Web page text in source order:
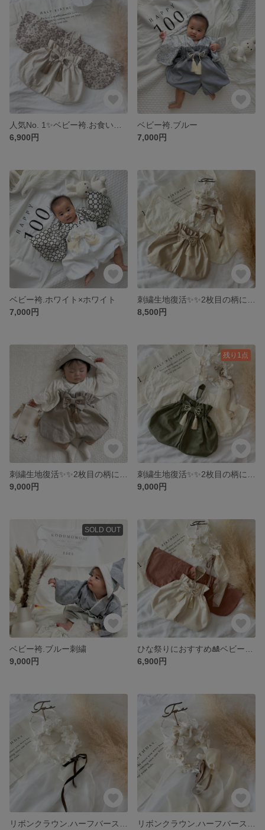
6,900円
ベビー袴.ブルー
7,000円
ベビー袴.ホワイト×ホワイト
7,000円
8,500円
9,000円
残り1点
9,000円
SOLD OUT
ベビー袴.ブルー刺繍
9,000円
6,900円